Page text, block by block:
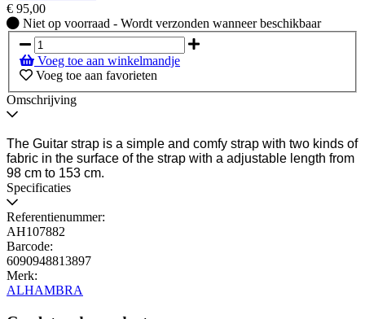
€ 95,00
Niet
op
voorraad
-
Wordt
verzonden
wanneer
Niet op voorraad - Wordt verzonden wanneer beschikbaar
Voeg toe aan winkelmandje
Voeg toe aan favorieten
Omschrijving
The Guitar strap is a simple and comfy strap with two kinds of
fabric in the surface of the strap with a adjustable length from
98 cm to 153 cm.
Specificaties
Referentienummer:
AH107882
Barcode:
6090948813897
Merk:
ALHAMBRA